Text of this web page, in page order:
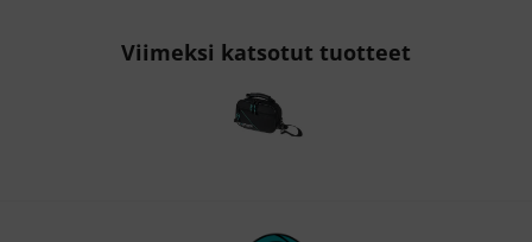
Viimeksi katsotut tuotteet